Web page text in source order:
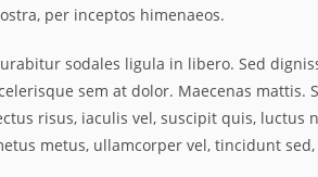
per inceptos himenaeos.
sodales ligula in libero. Sed
sem at dolor. Maecenas
risus, iaculis vel, suscipit quis, luctus
metus, ullamcorper vel, tincidunt